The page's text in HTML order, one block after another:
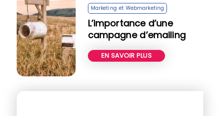
Marketing et Webmarketing
L’importance d’une
campagne d’emailing
EN SAVOIR PLUS